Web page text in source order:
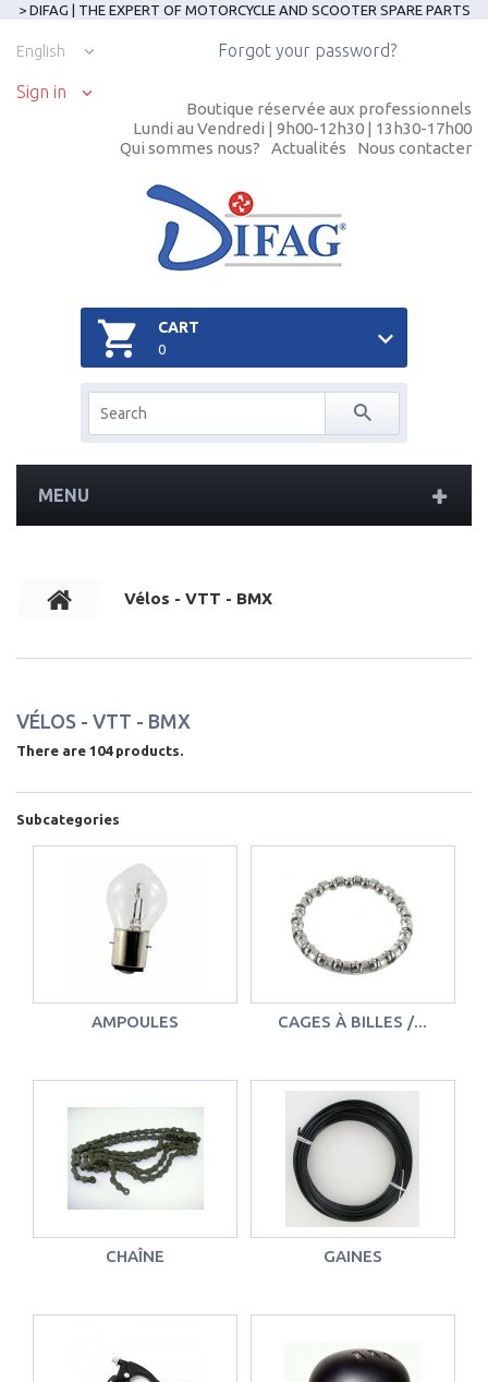
> DIFAG | THE EXPERT OF MOTORCYCLE AND SCOOTER SPARE PARTS
English
Sign in
Forgot your password?
Boutique réservée aux professionnels
Lundi au Vendredi | 9h00-12h30 | 13h30-17h00
Qui sommes nous?
Actualités Nous contacter
CART
0
MENU
Vélos - VTT - BMX
VÉLOS - VTT - BMX
There are 104 products.
Subcategories
AMPOULES CAGES À BILLES /...
CHAÎNE GAINES